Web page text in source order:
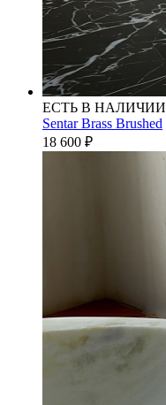
ЕСТЬ В НАЛИЧИИ
Sentar Brass Brushed
18 600 ₽